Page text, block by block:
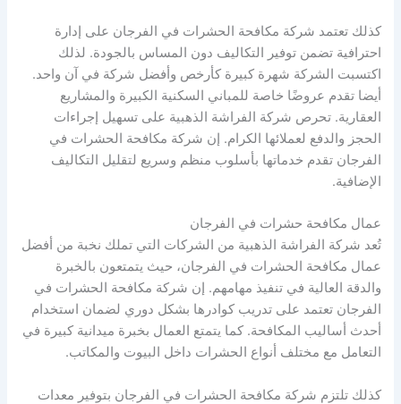
كذلك تعتمد شركة مكافحة الحشرات في الفرجان على إدارة
احترافية تضمن توفير التكاليف دون المساس بالجودة. لذلك
اكتسبت الشركة شهرة كبيرة كأرخص وأفضل شركة في آن واحد.
أيضا تقدم عروضًا خاصة للمباني السكنية الكبيرة والمشاريع
العقارية. تحرص شركة الفراشة الذهبية على تسهيل إجراءات
الحجز والدفع لعملائها الكرام. إن شركة مكافحة الحشرات في
الفرجان تقدم خدماتها بأسلوب منظم وسريع لتقليل التكاليف
الإضافية.
عمال مكافحة حشرات في الفرجان
تُعد شركة الفراشة الذهبية من الشركات التي تملك نخبة من أفضل
عمال مكافحة الحشرات في الفرجان، حيث يتمتعون بالخبرة
والدقة العالية في تنفيذ مهامهم. إن شركة مكافحة الحشرات في
الفرجان تعتمد على تدريب كوادرها بشكل دوري لضمان استخدام
أحدث أساليب المكافحة. كما يتمتع العمال بخبرة ميدانية كبيرة في
التعامل مع مختلف أنواع الحشرات داخل البيوت والمكاتب.
كذلك تلتزم شركة مكافحة الحشرات في الفرجان بتوفير معدات